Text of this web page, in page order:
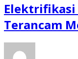
Elektrifikasi
Terancam